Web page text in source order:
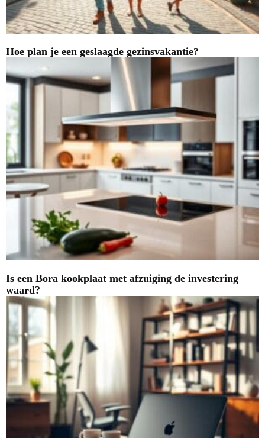
Hoe plan je een geslaagde gezinsvakantie?
Is een Bora kookplaat met afzuiging de investering
waard?